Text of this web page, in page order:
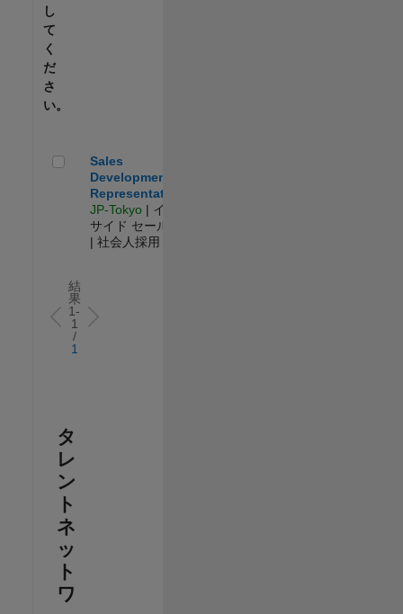
し
て
く
だ
さ
い。
Sales Development Representative
Sales
Development
Representative
JP-Tokyo | イン
サイド セールス
| 社会人採用
結
果
1-
1
/
1
タ
レ
ン
ト
ネ
ッ
ト
ワ